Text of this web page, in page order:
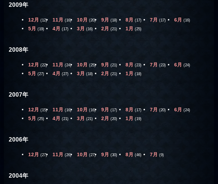
2009年
12月 (12) 11月 (16) 10月 (20) 9月 (18) 8月 (17) 7月 (17) 6月 (16)
5月 (19) 4月 (17) 3月 (16) 2月 (21) 1月 (25)
2008年
12月 (22) 11月 (24) 10月 (25) 9月 (21) 8月 (23) 7月 (23) 6月 (24)
5月 (27) 4月 (27) 3月 (18) 2月 (21) 1月 (18)
2007年
12月 (15) 11月 (16) 10月 (16) 9月 (17) 8月 (17) 7月 (20) 6月 (24)
5月 (25) 4月 (21) 3月 (21) 2月 (20) 1月 (19)
2006年
12月 (27) 11月 (26) 10月 (27) 9月 (30) 8月 (46) 7月 (9)
2004年